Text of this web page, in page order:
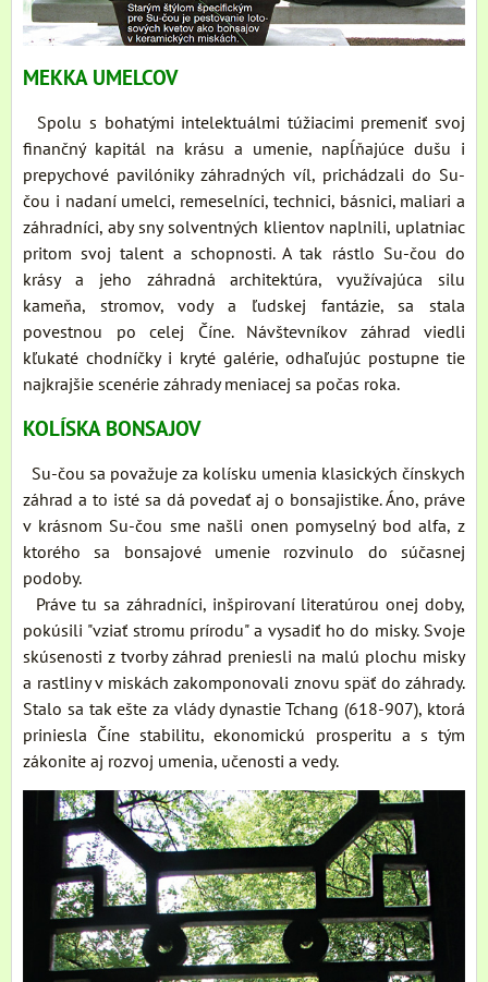
MEKKA UMELCOV
Spolu s bohatými intelektuálmi túžiacimi premeniť svoj
finančný kapitál na krásu a umenie, napĺňajúce dušu i
prepychové pavilóniky záhradných víl, prichádzali do Su-
čou i nadaní umelci, remeselníci, technici, básnici, maliari a
záhradníci, aby sny solventných klientov naplnili, uplatniac
pritom svoj talent a schopnosti. A tak rástlo Su-čou do
krásy a jeho záhradná architektúra, využívajúca silu
kameňa, stromov, vody a ľudskej fantázie, sa stala
povestnou po celej Číne. Návštevníkov záhrad viedli
kľukaté chodníčky i kryté galérie, odhaľujúc postupne tie
najkrajšie scenérie záhrady meniacej sa počas roka.
KOLÍSKA BONSAJOV
Su-čou sa považuje za kolísku umenia klasických čínskych
záhrad a to isté sa dá povedať aj o bonsajistike. Áno, práve
v krásnom Su-čou sme našli onen pomyselný bod alfa, z
ktorého sa bonsajové umenie rozvinulo do súčasnej
podoby.
Práve tu sa záhradníci, inšpirovaní literatúrou onej doby,
pokúsili "vziať stromu prírodu" a vysadiť ho do misky. Svoje
skúsenosti z tvorby záhrad preniesli na malú plochu misky
a rastliny v miskách zakomponovali znovu späť do záhrady.
Stalo sa tak ešte za vlády dynastie Tchang (618-907), ktorá
priniesla Číne stabilitu, ekonomickú prosperitu a s tým
zákonite aj rozvoj umenia, učenosti a vedy.